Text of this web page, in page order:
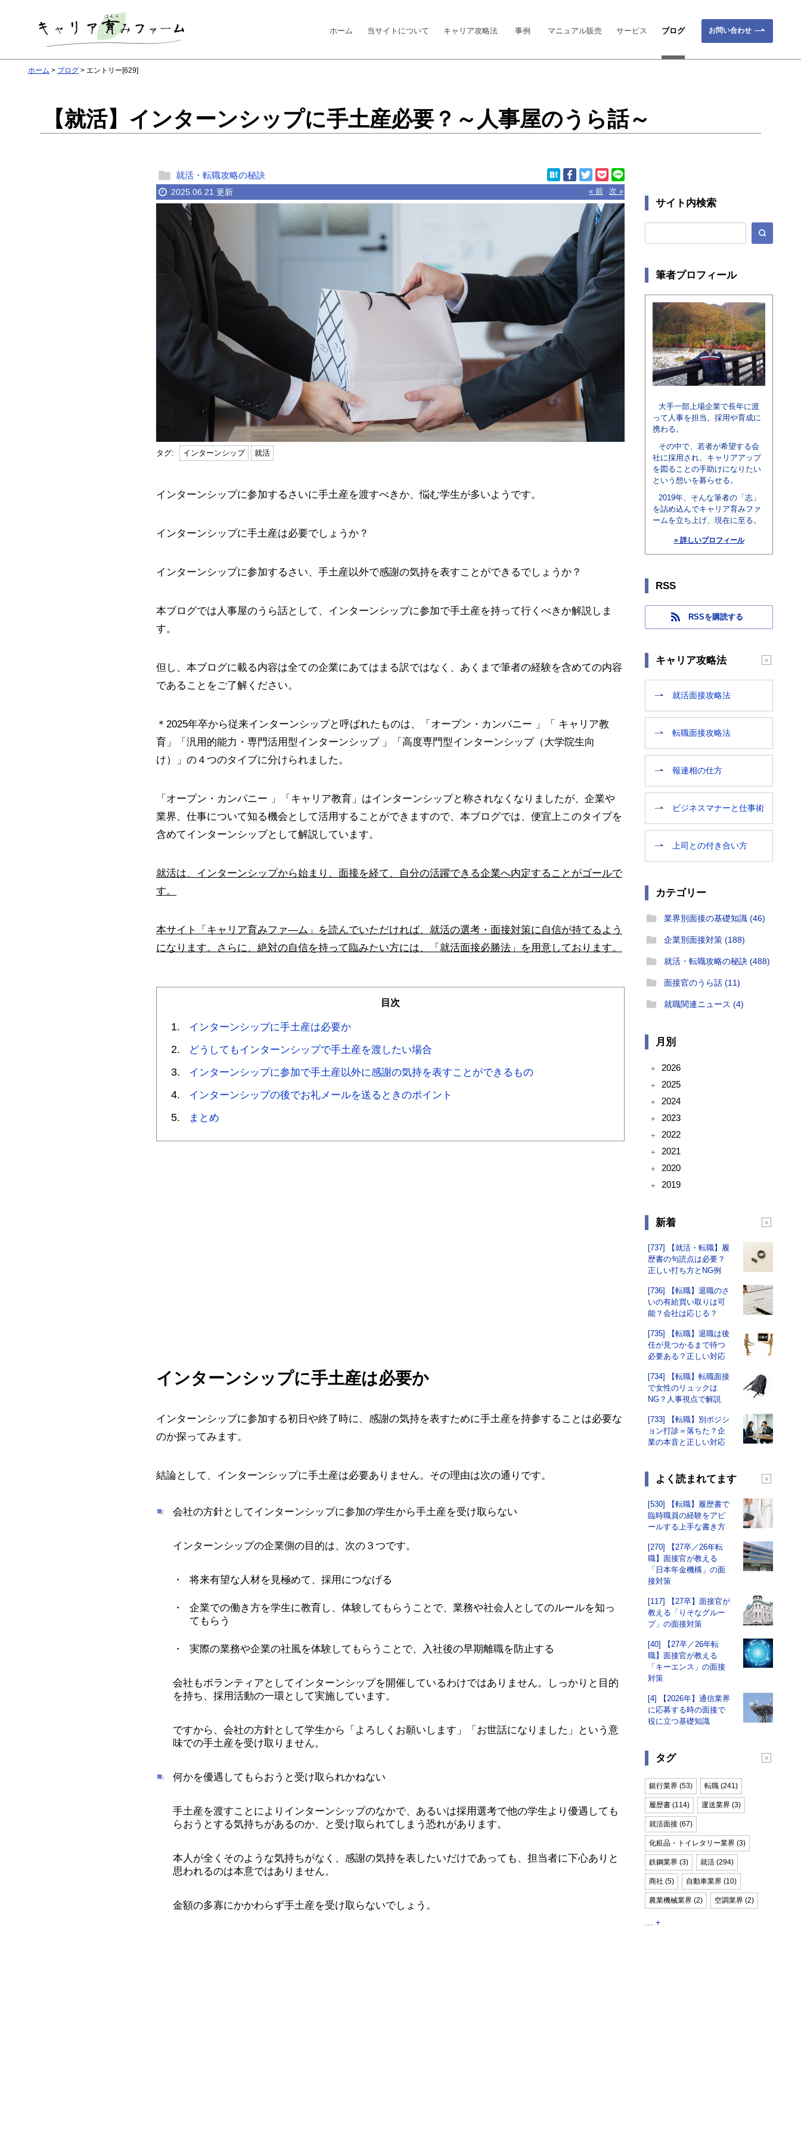
お問い合わせ
ホーム 当サイトについて キャリア攻略法 事例 マニュアル販売 サービス ブログ
ホーム ブログ エントリー[629]
【就活】インターンシップに手土産必要？～人事屋のうら話～
就活・転職攻略の秘訣
2025.06.21 更新 次 »
« 前
インターンシップ 就活
インターンシップに参加するさいに手土産を渡すべきか、悩む学生が多いようです。
インターンシップに手土産は必要でしょうか？
インターンシップに参加するさい、手土産以外で感謝の気持を表すことができるでしょうか？
本ブログでは人事屋のうら話として、インターンシップに参加で手土産を持って行くべきか解説しま
す。
但し、本ブログに載る内容は全ての企業にあてはまる訳ではなく、あくまで筆者の経験を含めての内容
であることをご了解ください。
＊2025年卒から従来インターンシップと呼ばれたものは、「オープン・カンパニー 」「 キャリア教
育」「汎用的能力・専門活用型インターンシップ 」「高度専門型インターンシップ（大学院生向
け）」の４つのタイプに分けられました。
「オープン・カンパニー 」「キャリア教育」はインターンシップと称されなくなりましたが、企業や
業界、仕事について知る機会として活用することができますので、本ブログでは、便宜上このタイプを
含めてインターンシップとして解説しています。
就活は、インターンシップから始まり、面接を経て、自分の活躍できる企業へ内定することがゴールで
す。
本サイト「キャリア育みファ―ム」を読んでいただければ、就活の選考・面接対策に自信が持てるよう
になります。さらに、絶対の自信を持って臨みたい方には、「就活面接必勝法」を用意しております。
目次
インターンシップに手土産は必要か
どうしてもインターンシップで手土産を渡したい場合
インターンシップに参加で手土産以外に感謝の気持を表すことができるもの
インターンシップの後でお礼メールを送るときのポイント
まとめ
インターンシップに手土産は必要か
インターンシップに参加する初日や終了時に、感謝の気持を表すために手土産を持参することは必要な
のか探ってみます。
結論として、インターンシップに手土産は必要ありません。その理由は次の通りです。
会社の方針としてインターンシップに参加の学生から手土産を受け取らない
インターンシップの企業側の目的は、次の３つです。
将来有望な人材を見極めて、採用につなげる
企業での働き方を学生に教育し、体験してもらうことで、業務や社会人としてのルールを知っ
てもらう
実際の業務や企業の社風を体験してもらうことで、入社後の早期離職を防止する
会社もボランティアとしてインターンシップを開催しているわけではありません。しっかりと目的
を持ち、採用活動の一環として実施しています。
ですから、会社の方針として学生から「よろしくお願いします」「お世話になりました」という意
味での手土産を受け取りません。
何かを優遇してもらおうと受け取られかねない
手土産を渡すことによりインターンシップのなかで、あるいは採用選考で他の学生より優遇しても
らおうとする気持ちがあるのか、と受け取られてしまう恐れがあります。
本人が全くそのような気持ちがなく、感謝の気持を表したいだけであっても、担当者に下心ありと
思われるのは本意ではありません。
金額の多寡にかかわらず手土産を受け取らないでしょう。
サイト内検索
筆者プロフィール
大手一部上場企業で長年に渡
って人事を担当。採用や育成に
携わる。
その中で、若者が希望する会
社に採用され、キャリアアップ
を図ることの手助けになりたい
という想いを募らせる。
2019年、そんな筆者の「志」
を詰め込んでキャリア育みファ
ームを立ち上げ、現在に至る。
» 詳しいプロフィール
RSS
RSSを購読する
キャリア攻略法
就活面接攻略法
転職面接攻略法
報連相の仕方
ビジネスマナーと仕事術
上司との付き合い方
カテゴリー
業界別面接の基礎知識 (46)
企業別面接対策 (188)
就活・転職攻略の秘訣 (488)
面接官のうら話 (11)
就職関連ニュース (4)
月別
+ 2026
+ 2025
+ 2024
+ 2023
+ 2022
+ 2021
+ 2020
+ 2019
新着
[737] 【就活・転職】履
歴書の句読点は必要？
正しい打ち方とNG例
[736] 【転職】退職のさ
いの有給買い取りは可
能？会社は応じる？
[735] 【転職】退職は後
任が見つかるまで待つ
必要ある？正しい対応
[734] 【転職】転職面接
で女性のリュックは
NG？人事視点で解説
[733] 【転職】別ポジシ
ョン打診＝落ちた？企
業の本音と正しい対応
よく読まれてます
[530] 【転職】履歴書で
臨時職員の経験をアピ
ールする上手な書き方
[270] 【27卒／26年転
職】面接官が教える
「日本年金機構」の面
接対策
[117] 【27卒】面接官が
教える「りそなグルー
プ」の面接対策
[40] 【27卒／26年転
職】面接官が教える
「キーエンス」の面接
対策
[4] 【2026年】通信業界
に応募する時の面接で
役に立つ基礎知識
タグ
銀行業界 (53) 転職 (241)
履歴書 (114) 運送業界 (3)
就活面接 (67)
化粧品・トイレタリー業界 (3)
鉄鋼業界 (3) 就活 (294)
商社 (5) 自動車業界 (10)
農業機械業界 (2) 空調業界 (2)
… +